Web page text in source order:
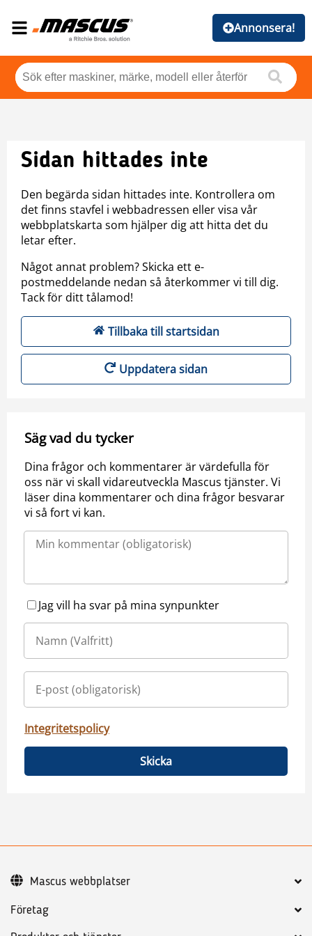
Annonsera!
Sidan hittades inte
Den begärda sidan hittades inte. Kontrollera om
det finns stavfel i webbadressen eller visa vår
webbplatskarta som hjälper dig att hitta det du
letar efter.
Något annat problem? Skicka ett e-
postmeddelande nedan så återkommer vi till dig.
Tack för ditt tålamod!
Tillbaka till startsidan
Uppdatera sidan
Säg vad du tycker
Dina frågor och kommentarer är värdefulla för
oss när vi skall vidareutveckla Mascus tjänster. Vi
läser dina kommentarer och dina frågor besvarar
vi så fort vi kan.
Jag vill ha svar på mina synpunkter
Integritetspolicy
Skicka
Företag
Mascus webbplatser